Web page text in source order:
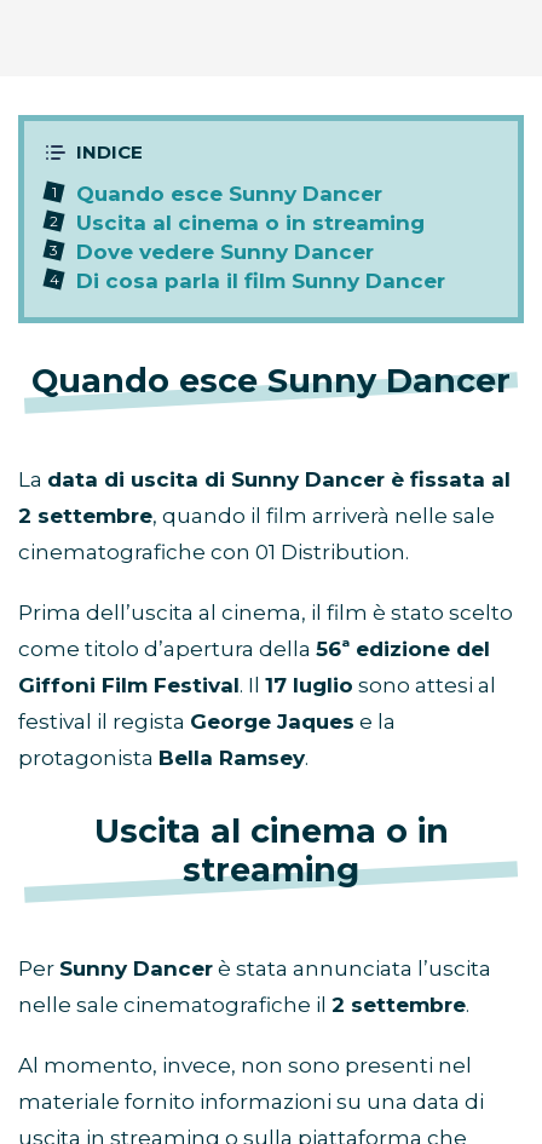
Quando esce Sunny Dancer
Uscita al cinema o in streaming
Dove vedere Sunny Dancer
Di cosa parla il film Sunny Dancer
Quando esce Sunny Dancer
La data di uscita di Sunny Dancer è fissata al
2 settembre, quando il film arriverà nelle sale
cinematografiche con 01 Distribution.
Prima dell’uscita al cinema, il film è stato scelto
come titolo d’apertura della 56ª edizione del
Giffoni Film Festival. Il 17 luglio sono attesi al
festival il regista George Jaques e la
protagonista Bella Ramsey.
Uscita al cinema o in
streaming
Per Sunny Dancer è stata annunciata l’uscita
nelle sale cinematografiche il 2 settembre.
Al momento, invece, non sono presenti nel
materiale fornito informazioni su una data di
uscita in streaming o sulla piattaforma che